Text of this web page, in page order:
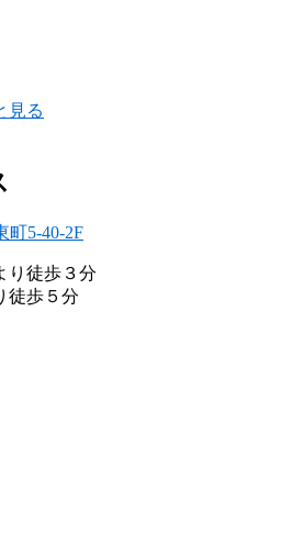
見る
町5-40-2F
り徒歩３分
徒歩５分